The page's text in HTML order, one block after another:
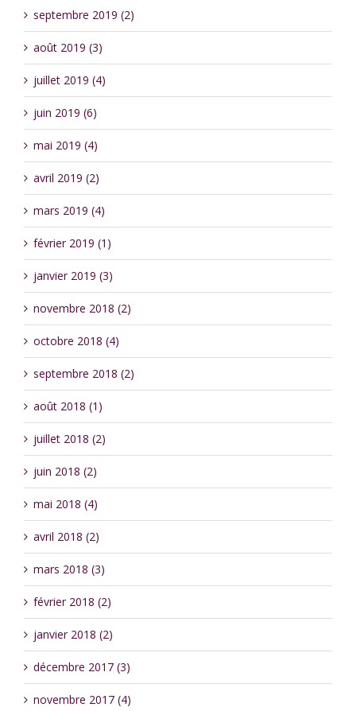
septembre 2019 (2)
août 2019 (3)
juillet 2019 (4)
juin 2019 (6)
mai 2019 (4)
avril 2019 (2)
mars 2019 (4)
février 2019 (1)
janvier 2019 (3)
novembre 2018 (2)
octobre 2018 (4)
septembre 2018 (2)
août 2018 (1)
juillet 2018 (2)
juin 2018 (2)
mai 2018 (4)
avril 2018 (2)
mars 2018 (3)
février 2018 (2)
janvier 2018 (2)
décembre 2017 (3)
novembre 2017 (4)